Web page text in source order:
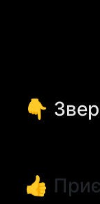
👇
👍